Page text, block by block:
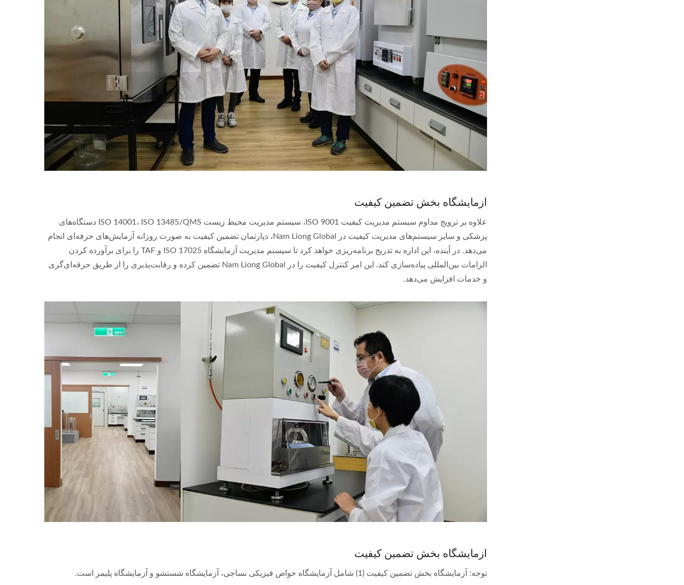
آزمایشگاه بخش تضمین کیفیت
علاوه بر ترویج مداوم سیستم مدیریت کیفیت ISO 9001، سیستم مدیریت محیط زیست ISO 14001، ISO 13485/QMS دستگاه‌های
پزشکی و سایر سیستم‌های مدیریت کیفیت در Nam Liong Global، دپارتمان تضمین کیفیت به صورت روزانه آزمایش‌های حرفه‌ای انجام
می‌دهد. در آینده، این اداره به تدریج برنامه‌ریزی خواهد کرد تا سیستم مدیریت آزمایشگاه ISO 17025 و TAF را برای برآورده کردن
الزامات بین‌المللی پیاده‌سازی کند. این امر کنترل کیفیت را در Nam Liong Global تضمین کرده و رقابت‌پذیری را از طریق حرفه‌ای‌گری
و خدمات افزایش می‌دهد.
آزمایشگاه بخش تضمین کیفیت
توجه: آزمایشگاه بخش تضمین کیفیت (1) شامل آزمایشگاه خواص فیزیکی نساجی، آزمایشگاه شستشو و آزمایشگاه پلیمر است.